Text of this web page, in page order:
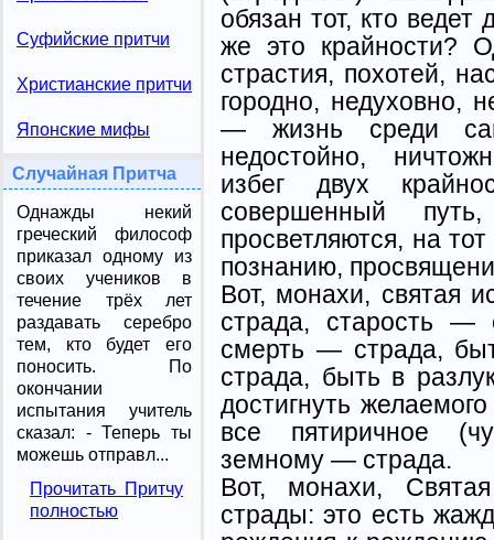
Суфийские притчи
Христианские притчи
Японские мифы
Случайная Притча
Однажды некий
греческий философ
приказал одному из
своих учеников в
течение трёх лет
раздавать серебро
тем, кто будет его
поносить. По
окончании
испытания учитель
сказал: - Теперь ты
можешь отправл...
Прочитать Притчу
полностью
обязан тот, кто
же это крайности?
страстия, похотей,
городно, недуховно,
— жизнь среди
недостойно,
избег двух
совершенный
просветляются, на
познанию,
Вот, монахи, святая
страда, старость —
смерть — страда,
страда, быть в
до­стигнуть
все пятиричное
земному — страда.
Вот, монахи,
страды: это есть